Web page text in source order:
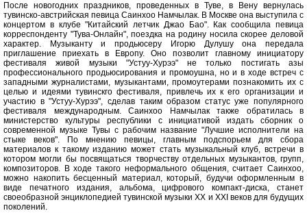
После новогодних праздников, проведенных в Туве, в Вену вернулась
тувинско-австрийская певица Саинхоо Намчылак. В Москве она выступила с
концертом в клубе "Китайский летчик Джао Бао". Как сообщила певица
корреспонденту "Тува-Онлайн", поездка на родину носила скорее деловой
характер. Музыканту и продьюсеру Игорю Дулушу она передала
приглашение приехать в Европу. Оно позволит главному инициатору
фестиваля живой музыки "Устуу-Хурээ" не только постигать азы
профессионального продьюсирования и промоушна, но и в ходе встреч с
западными журналистами, музыкантами, промоутерами познакомить их с
целью и идеями тувинскго фестиваля, привлечь их к его организации и
участию в "Устуу-Хурээ", сделав таким образом статус уже популярного
фестиваля международным. Саинхоо Намчылак также обратилась в
министерство культуры республики с инициативой издать сборник о
современной музыке Тувы с рабочим название "Лучшие исполнители на
стыке веков". По мнению певицы, главным подспорьем для сбора
материалов к такому изданию может стать музыкальный клуб, встречи в
котором могли бы посвящаться творчеству отдельных музыкантов, групп,
композиторов. В ходе такого неформального общения, считает Саинхоо,
можно накопить бесценный материал, который, будучи оформленным в
виде печатного издания, альбома, цифрового компакт-диска, станет
своеобразной энциклопедией тувинской музыки XX и XXI веков для будущих
поколений.